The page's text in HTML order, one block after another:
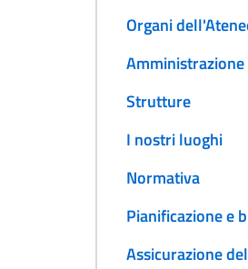
Organi
Amministrazione
Strutture
I nostri luoghi
Normativa
Pianificazione e
Assicurazione